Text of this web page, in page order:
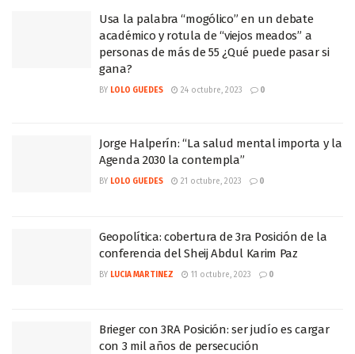
Usa la palabra “mogólico” en un debate
académico y rotula de “viejos meados” a
personas de más de 55 ¿Qué puede pasar si
gana?
BY LOLO GUEDES 24 octubre, 2023 0
Jorge Halperín: “La salud mental importa y la
Agenda 2030 la contempla”
BY LOLO GUEDES 21 octubre, 2023 0
Geopolítica: cobertura de 3ra Posición de la
conferencia del Sheij Abdul Karim Paz
BY LUCIA MARTINEZ 11 octubre, 2023 0
Brieger con 3RA Posición: ser judío es cargar
con 3 mil años de persecución